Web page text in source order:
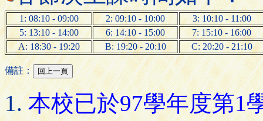
1: 08:10 - 09:00 2: 09:10 - 10:00
3: 10:10 - 11:00
5: 13:10 - 14:00
6: 14:10 - 15:00
7: 15:10 - 16:00
A: 18:30 - 19:20
B: 19:20 - 20:10 C: 20:20 - 21:10
備註：
本校已於97學年度第1